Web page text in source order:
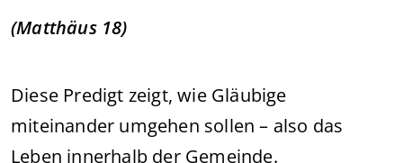
(Matthäus 18)
Diese Predigt zeigt, wie Gläubige
miteinander umgehen sollen – also das
Leben innerhalb der Gemeinde.